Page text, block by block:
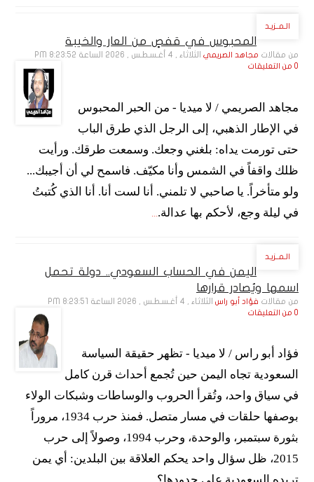
الـمــزيـد
المحبوس في قفصٍ من العار والخيبة
من مقالات مجاهد الصريمي الثلاثاء , 4 أغـسـطـس , 2026 الساعة 8:23:52 PM
0 من التعليقات
مجاهد الصريمي / لا ميديا - من الحبر المحبوس
في الإطار الذهبي، إلى الرجل الذي طرق الباب
حتى تورمت يداه: بلغني وجعك. وسمعت طرقك. ورأيت
ظلك واقفاً في الشمس وأنا مكيّف. فاسمح لي أن أجيبك...
ولو متأخراً. يا صاحبي لا تلمني. أنا لست أنا. أنا الذي كُتبتُ
في ليلة وجع، لأحكم بها عدالة.
الـمــزيـد
اليمن في الحساب السعودي.. دولة تحمل
اسمها ويُصادر قرارها
من مقالات فؤاد أبو راس الثلاثاء , 4 أغـسـطـس , 2026 الساعة 8:23:51 PM
0 من التعليقات
فؤاد أبو راس / لا ميديا - تظهر حقيقة السياسة
السعودية تجاه اليمن حين تُجمع أحداث قرن كامل
في سياق واحد، وتُقرأ الحروب والوساطات وشبكات الولاء
بوصفها حلقات في مسار متصل. فمنذ حرب 1934، مروراً
بثورة سبتمبر، والوحدة، وحرب 1994، وصولاً إلى حرب
2015، ظل سؤال واحد يحكم العلاقة بين البلدين: أي يمن